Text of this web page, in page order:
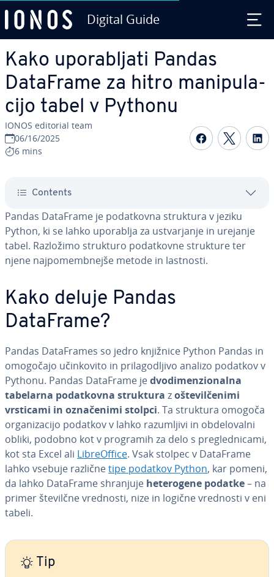
Digital Guide
Kako upo­ra­blja­ti Pandas
DataFrame za hitro ma­ni­pu­la­
ci­jo tabel v Pythonu
IONOS editorial team
06/16/2025
6 mins
Share on
Contents
Pandas DataFrame je po­dat­kov­na struktura v jeziku
Python, ki se lahko uporablja za ustvar­ja­nje in urejanje
tabel. Razložimo strukturo po­dat­kov­ne strukture ter
njene naj­po­memb­nej­še metode in lastnosti.
Kako deluje Pandas
DataFrame?
Pandas Da­ta­Fra­mes so jedro knjižnice Python Pandas in
omogočajo učin­ko­vi­to in pri­la­go­dlji­vo analizo podatkov v
Pythonu. Pandas DataFrame jedvo­di­men­zi­o­nal­na
tabelarna po­dat­kov­na struktura zošte­vil­če­ni­mi
vrsticami in ozna­če­ni­mi stolpci. Ta struktura omogoča
or­ga­ni­za­ci­jo podatkov v lahko ra­zu­mlji­vi in ob­de­lo­val­ni
obliki, podobno kot v programih za delo s pre­gle­dni­ca­mi,
kot sta Excel ali Li­bre­O­ffi­ce. Vsak stolpec v DataFrame
lahko vsebuje različnetipe podatkov Python, kar pomeni,
da lahko DataFrame shranjuje he­te­ro­ge­ne podatke– na
primer številčne vrednosti, nize in logične vrednosti v eni
tabeli.
Tip